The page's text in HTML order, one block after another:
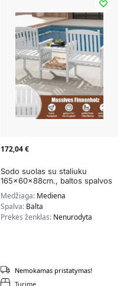
172,04€
Sodo suolas su staliuku
165x60x88cm., baltos spalvos
Medžiaga: Mediena
Spalva: Balta
Prekės ženklas: Nenurodyta
Turime
Nemokamas pristatymas!